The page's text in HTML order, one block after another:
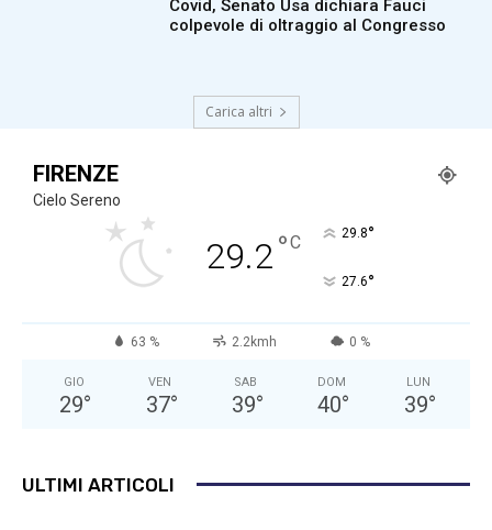
Covid, Senato Usa dichiara Fauci
colpevole di oltraggio al Congresso
Carica altri
FIRENZE
Cielo Sereno
29.2°C 29.8°
27.6°
63 % 2.2kmh 0 %
GIO
29°
VEN
37°
SAB
39°
DOM
40°
LUN
39°
ULTIMI ARTICOLI